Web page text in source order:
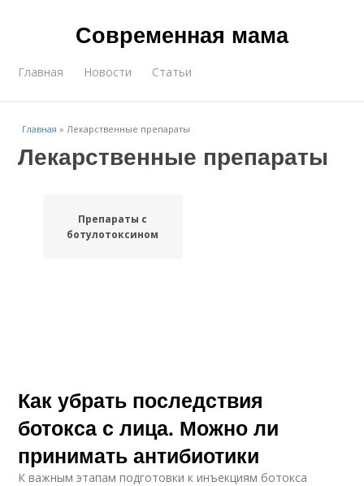
Современная мама
Главная Новости Статьи
Главная »Лекарственные препараты
Лекарственные препараты
Препараты с
ботулотоксином
Как убрать последствия
ботокса с лица. Можно ли
принимать антибиотики
К важным этапам подготовки к инъекциям ботокса